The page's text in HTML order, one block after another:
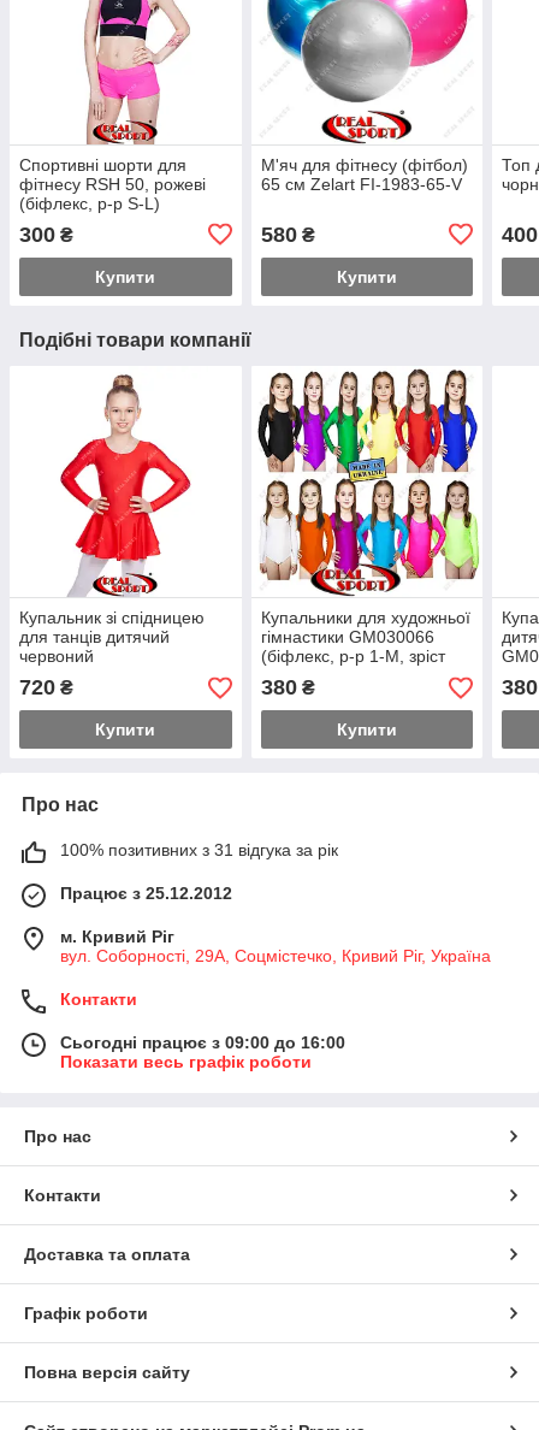
Спортивні шорти для
фітнесу RSH 50, рожеві
(біфлекс, р-р S-L)
300 ₴
Купити
М'яч для фітнесу (фітбол)
65 см Zelart FI-1983-65-V
580₴
Купити
Топ
400
Подібні товари компанії
Купальник зі спідницею
для танців дитячий
червоний
GM030122 (біфлекс, р-р
1-M, зріст 98-134 см)
720 ₴
Купити
Купальники для художньої
гімнастики GM030066
(біфлекс, р-р 1-M, зріст
98-134 см)
380₴
Купити
1-
380
Про нас
100% позитивних з 31 відгука за рік
Працює з 25.12.2012
м. Кривий Ріг
вул. Соборності, 29А, Соцмістечко, Кривий Ріг, Україна
Контакти
Сьогодні працює з 09:00 до 16:00
Показати весь графік роботи
Про нас
Контакти
Доставка та оплата
Графік роботи
Повна версія сайту